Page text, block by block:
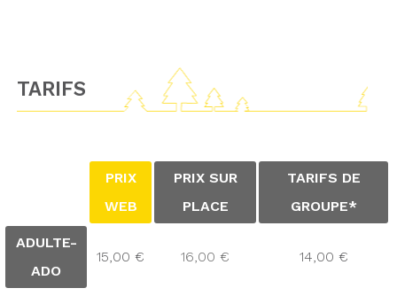
TARIFS
PRIX
WEB
PRIX SUR
PLACE
TARIFS DE
GROUPE*
ADULTE-
ADO
15,00 € 16,00 € 14,00 €